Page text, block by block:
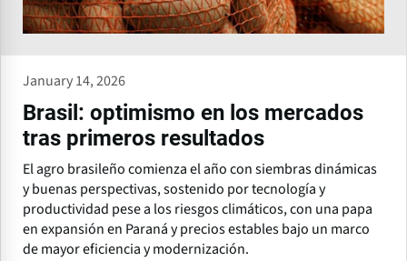
January 14, 2026
Brasil: optimismo en los mercados
tras primeros resultados
El agro brasileño comienza el año con siembras dinámicas
y buenas perspectivas, sostenido por tecnología y
productividad pese a los riesgos climáticos, con una papa
en expansión en Paraná y precios estables bajo un marco
de mayor eficiencia y modernización.